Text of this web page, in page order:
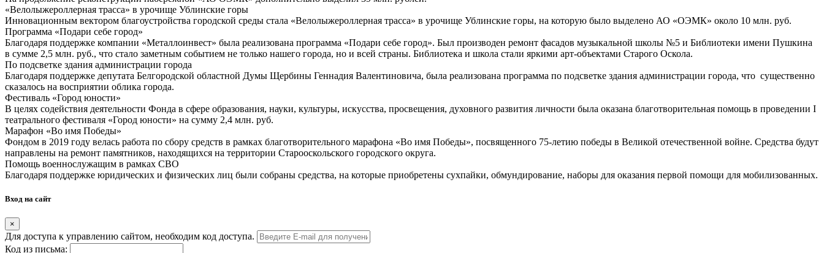
«Велолыжероллерная трасса» в урочище Ублинские горы
Инновационным вектором благоустройства городской среды стала «Велолыжероллерная трасса» в урочище Ублинские горы, на которую было выделено АО «ОЭМК» около 10 млн. руб.
Программа «Подари себе город»
Благодаря поддержке компании «Металлоинвест» была реализована программа «Подари себе город». Был производен ремонт фасадов музыкальной школы №5 и Библиотеки имени Пушкина
в сумме 2,5 млн. руб., что стало заметным событием не только нашего города, но и всей страны. Библиотека и школа стали яркими арт-объектами Старого Оскола.
По подсветке здания администрации города
Благодаря поддержке депутата Белгородской областной Думы Щербины Геннадия Валентиновича, была реализована программа по подсветке здания администрации города, что существенно
сказалось на восприятии облика города.
Фестиваль «Город юности»
В целях содействия деятельности Фонда в сфере образования, науки, культуры, искусства, просвещения, духовного развития личности была оказана благотворительная помощь в проведении I
театрального фестиваля «Город юности» на сумму 2,4 млн. руб.
Марафон «Во имя Победы»
Фондом в 2019 году велась работа по сбору средств в рамках благотворительного марафона «Во имя Победы», посвященного 75-летию победы в Великой отечественной войне. Средства будут
направлены на ремонт памятников, находящихся на территории Старооскольского городского округа.
Помощь военнослужащим в рамках СВО
Благодаря поддержке юридических и физических лиц были собраны средства, на которые приобретены сухпайки, обмундирование, наборы для оказания первой помощи для мобилизованных.
Вход на сайт
×
Для доступа к управлению сайтом, необходим код доступа.
Код из письма: